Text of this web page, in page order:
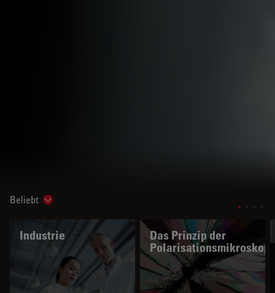
Beliebt Show subnavigation
Industrie
Das Prinzip der